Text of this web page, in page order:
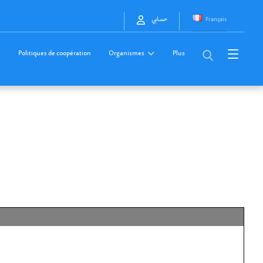
Français حسابي
Politiques de coopération Organismes Plus